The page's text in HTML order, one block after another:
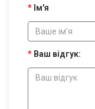
Ім'я
Ваш відгук: